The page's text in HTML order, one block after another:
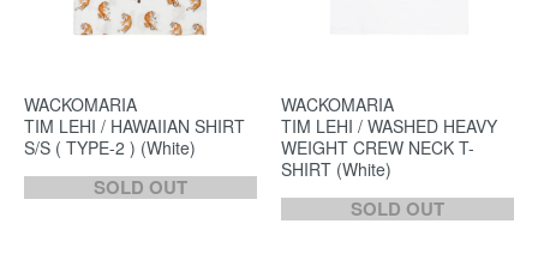
WACKOMARIA
TIM LEHI / HAWAIIAN SHIRT
S/S ( TYPE-2 ) (White)
SOLD OUT
WACKOMARIA
TIM LEHI / WASHED HEAVY
WEIGHT CREW NECK T-
SHIRT (White)
SOLD OUT